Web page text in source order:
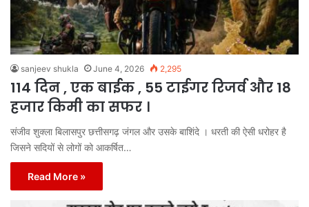
sanjeev shukla June 4, 2026 2,295
114 दिन , एक बाईक , 55 टाईगर रिजर्व और 18
हजार किमी का सफर ।
संजीव शुक्ला बिलासपुर छत्तीसगढ़ जंगल और उसके बाशिंदे । धरती की ऐसी धरोहर है
जिसने सदियों से लोगों को आकर्षित…
Read More »